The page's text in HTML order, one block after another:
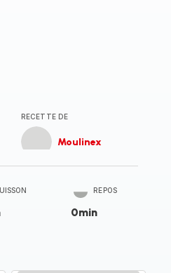
RECETTE DE
Moulinex
REPOS
0min